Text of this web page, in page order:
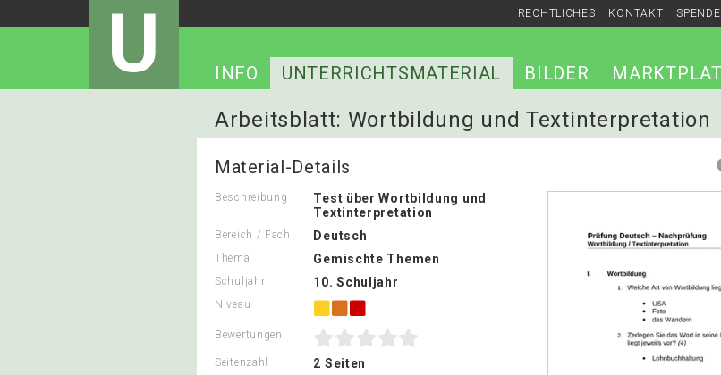
RECHTLICHES KONTAKT
U INFO UNTERRICHTSMATERIAL BILDER
Arbeitsblatt: Wortbildung und Textinterpretation
Material-Details
Beschreibung
Test über Wortbildung und
Textinterpretation
Bereich / Fach Deutsch
Thema Gemischte Themen
Schuljahr 10. Schuljahr
Niveau
Bewertungen
Seitenzahl 2 Seiten